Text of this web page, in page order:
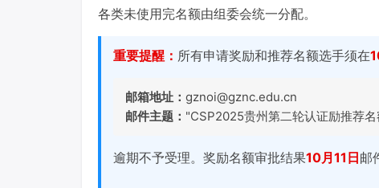
各类未使用完名额由组委会统一分配。
重要提醒： 所有申请奖励和推荐名额选手须在
邮箱地址： gznoi@gznc.edu.cn
邮件主题： "CSP2025贵州第二轮认证励推荐
逾期不予受理。奖励名额审批结果10月11日邮